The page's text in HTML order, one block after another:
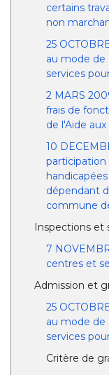
certains
non
25
au mode
services
2 MARS
frais de
de l'Aide
10
participation
dépendant
commune
Inspections et
7
centres et
Admission et
25
au mode
services
Critère de